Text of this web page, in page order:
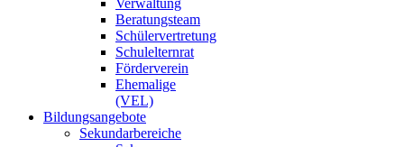
Verwaltung
Beratungsteam
Schülervertretung
Schulelternrat
Förderverein
Ehemalige
(VEL)
Bildungsangebote
Sekundarbereiche